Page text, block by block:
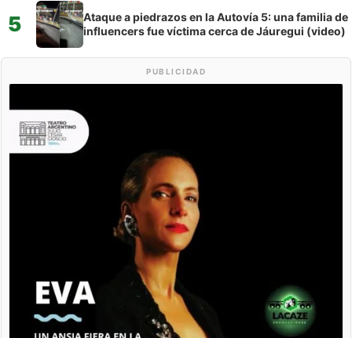
5
Ataque a piedrazos en la Autovía 5: una familia de
influencers fue víctima cerca de Jáuregui (video)
PUBLICIDAD